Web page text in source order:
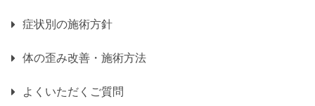
症状別の施術方針
体の歪み改善・施術方法
よくいただくご質問